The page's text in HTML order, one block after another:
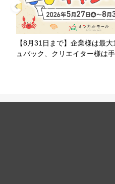
【8月31日まで】企業様は最
ュバック、クリエイター様は